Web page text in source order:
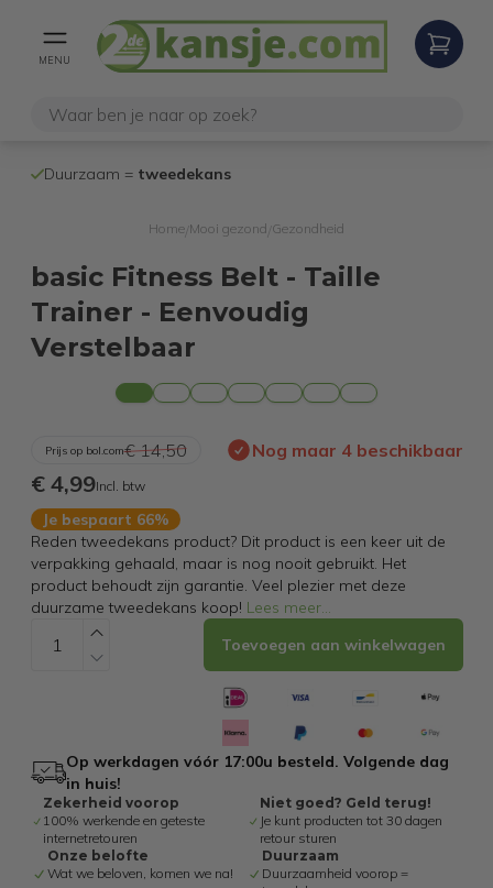
MENU
Duurzaam = tweedekans
Home Mooi gezond Gezondheid
basic Fitness Belt - Taille
Trainer - Eenvoudig
Verstelbaar
Prijs op bol.com€ 14,50 Nog maar 4 beschikbaar
€ 4,99Incl. btw
Je bespaart 66%
Reden tweedekans product? Dit product is een keer uit de
verpakking gehaald, maar is nog nooit gebruikt. Het
product behoudt zijn garantie. Veel plezier met deze
duurzame tweedekans koop! Lees meer...
Toevoegen aan winkelwagen
Op werkdagen vóór 17:00u besteld. Volgende dag
in huis!
Zekerheid voorop
100% werkende en geteste
internetretouren
Niet goed? Geld terug!
Je kunt producten tot 30 dagen
retour sturen
Onze belofte
Wat we beloven, komen we na!
Duurzaam
Duurzaamheid voorop =